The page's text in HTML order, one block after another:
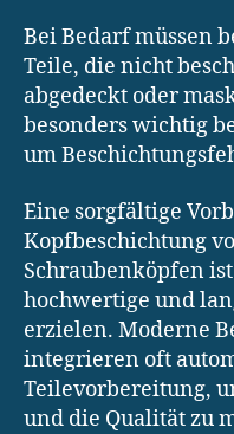
Bei Bedarf müssen
Teile, die nicht
abgedeckt oder
besonders wichtig
um
Eine sorgfältige
Kopfbeschichtung
Schraubenköpfen
hochwertige und
erzielen. Moderne
integrieren oft
Teilevorbereitung,
und die Qualität zu